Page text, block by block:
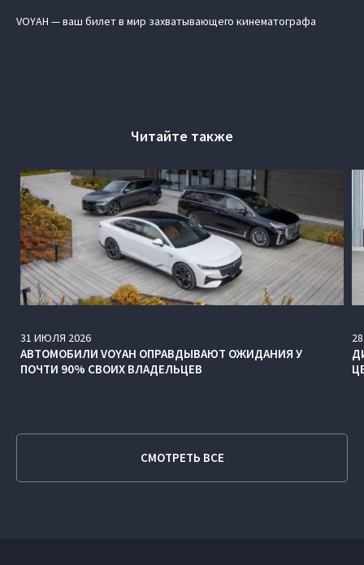
VOYAH — ваш билет в мир захватывающего кинематографа
Читайте также
31 ИЮЛЯ 2026
АВТОМОБИЛИ VOYAH ОПРАВДЫВАЮТ ОЖИДАНИЯ У
ПОЧТИ 90% СВОИХ ВЛАДЕЛЬЦЕВ
28
СМОТРЕТЬ ВСЕ